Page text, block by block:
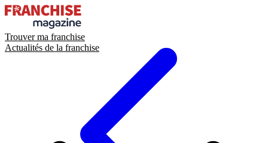
Trouver ma franchise
Actualités de la franchise